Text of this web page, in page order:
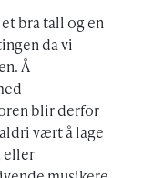
bra tall og en
da vi
Å
blir derfor
vært å lage
eller